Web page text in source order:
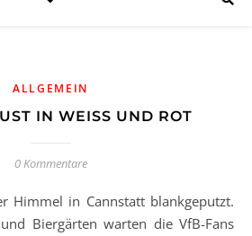
ALLGEMEIN
IN WEISS UND ROT
0 Kommentare
Biergärten warten die VfB-Fans